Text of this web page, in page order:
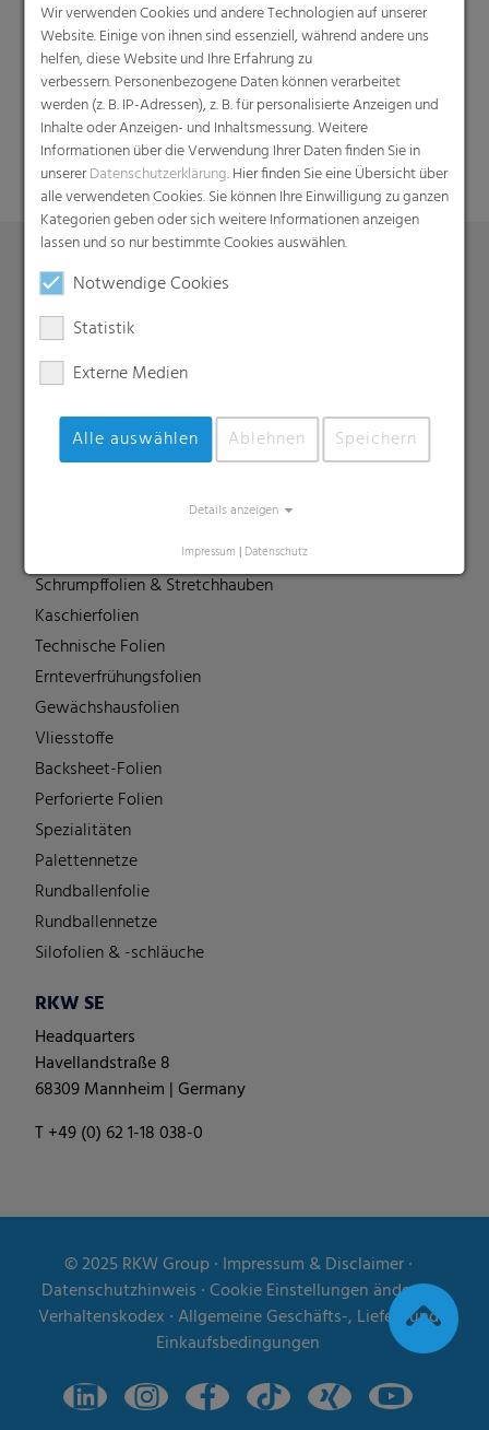
Suche
Wir verwenden Cookies und andere Technologien auf unserer
Website. Einige von ihnen sind essenziell, während andere uns
helfen, diese Website und Ihre Erfahrung zu
verbessern. Personenbezogene Daten können verarbeitet
werden (z. B. IP-Adressen), z. B. für personalisierte Anzeigen und
Inhalte oder Anzeigen- und Inhaltsmessung. Weitere
Informationen über die Verwendung Ihrer Daten finden Sie in
unsererDatenschutzerklärung. Hier finden Sie eine Übersicht über
alle verwendeten Cookies. Sie können Ihre Einwilligung zu ganzen
Kategorien geben oder sich weitere Informationen anzeigen
lassen und so nur bestimmte Cookies auswählen.
Notwendige Cookies
Statistik
Externe Medien
Alle auswählen Ablehnen Speichern
Details anzeigen
Impressum | Datenschutz
Produkte
Barrierefolien
Compounds
Industriefolien, Säcke, Sackverpackungen
Liners
Papierähnliche Folien
Schrumpffolien & Stretchhauben
Kaschierfolien
Technische Folien
Ernteverfrühungsfolien
Gewächshausfolien
Vliesstoffe
Backsheet-Folien
Perforierte Folien
Spezialitäten
Palettennetze
Rundballenfolie
Rundballennetze
Silofolien & -schläuche
RKW SE
Headquarters
Havellandstraße 8
68309 Mannheim | Germany
T +49 (0) 62 1-18 038-0
© 2025RKW Group∙ Impressum & Disclaimer∙
Datenschutzhinweis ∙Cookie Einstellungen ändern∙
Verhaltenskodex ∙Allgemeine Geschäfts-, Liefer- und
Einkaufsbedingungen